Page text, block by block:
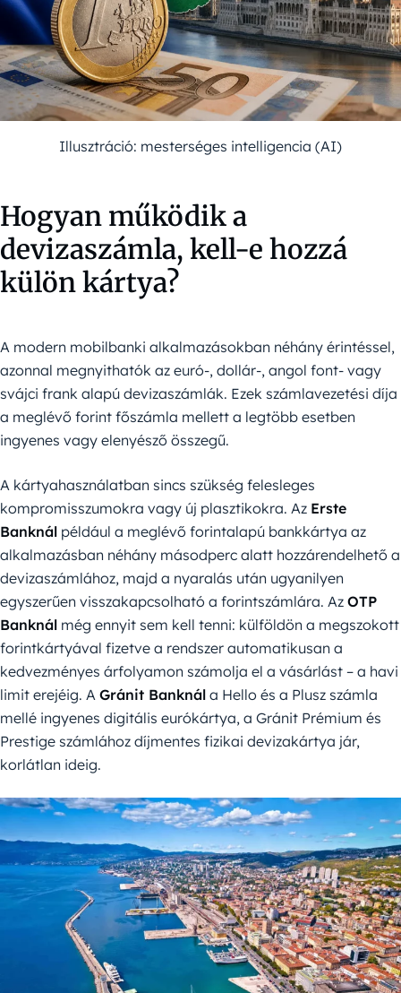
Illusztráció: mesterséges intelligencia (AI)
Hogyan működik a
devizaszámla, kell-e hozzá
külön kártya?
A modern mobilbanki alkalmazásokban néhány érintéssel,
azonnal megnyithatók az euró-, dollár-, angol font- vagy
svájci frank alapú devizaszámlák. Ezek számlavezetési díja
a meglévő forint főszámla mellett a legtöbb esetben
ingyenes vagy elenyésző összegű.
A kártyahasználatban sincs szükség felesleges
kompromisszumokra vagy új plasztikokra. Az Erste
Banknál például a meglévő forintalapú bankkártya az
alkalmazásban néhány másodperc alatt hozzárendelhető a
devizaszámlához, majd a nyaralás után ugyanilyen
egyszerűen visszakapcsolható a forintszámlára. Az OTP
Banknál még ennyit sem kell tenni: külföldön a megszokott
forintkártyával fizetve a rendszer automatikusan a
kedvezményes árfolyamon számolja el a vásárlást – a havi
limit erejéig. A Gránit Banknál a Hello és a Plusz számla
mellé ingyenes digitális eurókártya, a Gránit Prémium és
Prestige számlához díjmentes fizikai devizakártya jár,
korlátlan ideig.